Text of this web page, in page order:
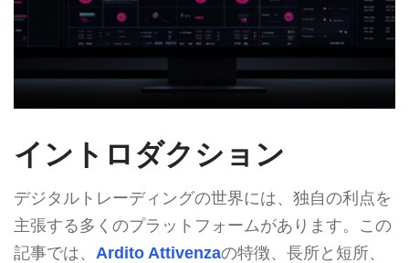
イントロダクション
デジタルトレーディングの世界には、独自の利点を
主張する多くのプラットフォームがあります。この
記事では、 Ardito Attivenzaの特徴、長所と短所、